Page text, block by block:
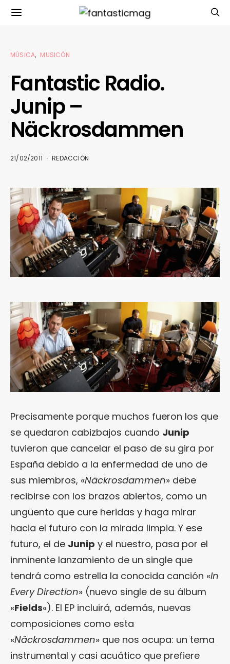
MÚSICA MUSICÓN
Fantastic Radio.
Junip –
Näckrosdammen
21/02/2011 REDACCIÓN
Precisamente porque muchos fueron los que
se quedaron cabizbajos cuando Junip
tuvieron que cancelar el paso de su gira por
España debido a la enfermedad de uno de
sus miembros, «Näckrosdammen» debe
recibirse con los brazos abiertos, como un
ungüento que cure heridas y haga mirar
hacia el futuro con la mirada limpia. Y ese
futuro, el de Junip y el nuestro, pasa por el
inminente lanzamiento de un single que
tendrá como estrella la conocida canción «In
Every Direction» (nuevo single de su álbum
«Fields«). El EP incluirá, además, nuevas
composiciones como esta
«Näckrosdammen» que nos ocupa: un tema
instrumental y casi acuático que prefiere